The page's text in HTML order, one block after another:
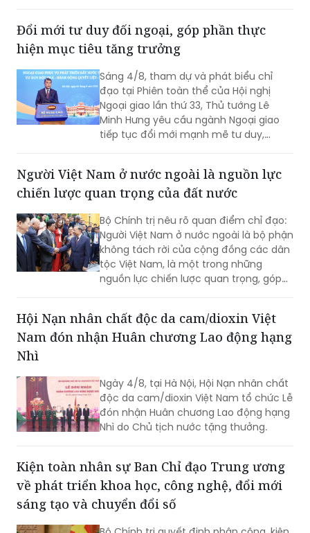
Đổi mới tư duy đối ngoại, góp phần thực
hiện mục tiêu tăng trưởng
Sáng 4/8, tham dự và phát biểu chỉ
đạo tại Phiên toàn thể của Hội nghị
Ngoại giao lần thứ 33, Thủ tướng Lê
Minh Hưng yêu cầu ngành Ngoại giao
tiếp tục đổi mới mạnh mẽ tư duy,
chất hơn, đồng hành chặt chẽ hơn với
các Bộ, ngành, địa phương và cộng
thực hiện mục tiêu tăng trưởng 2 con
số.
Người Việt Nam ở nước ngoài là nguồn lực
chiến lược quan trọng của đất nước
Bộ Chính trị nêu rõ quan điểm chỉ đạo:
Người Việt Nam ở nước ngoài là bộ phận
không tách rời của cộng đồng các dân
tộc Việt Nam, là một trong những
nguồn lực chiến lược quan trọng, góp
thế giới...
Hội Nạn nhân chất độc da cam/dioxin Việt
Nam đón nhận Huân chương Lao động hạng
Nhì
Ngày 4/8, tại Hà Nội, Hội Nạn nhân chất
độc da cam/dioxin Việt Nam tổ chức Lễ
đón nhận Huân chương Lao động hạng
Nhì do Chủ tịch nước tặng thưởng.
Kiện toàn nhân sự Ban Chỉ đạo Trung ương
về phát triển khoa học, công nghệ, đổi mới
sáng tạo và chuyển đổi số